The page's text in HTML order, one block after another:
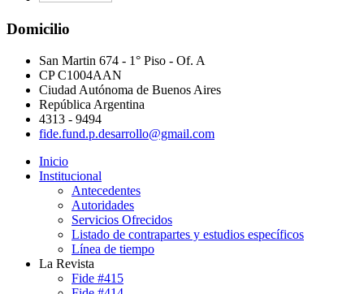
Domicilio
San Martin 674 - 1° Piso - Of. A
CP C1004AAN
Ciudad Autónoma de Buenos Aires
República Argentina
4313 - 9494
fide.fund.p.desarrollo@gmail.com
Inicio
Institucional
Antecedentes
Autoridades
Servicios Ofrecidos
Listado de contrapartes y estudios específicos
Línea de tiempo
La Revista
Fide #415